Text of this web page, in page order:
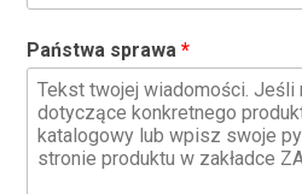
Państwa sprawa